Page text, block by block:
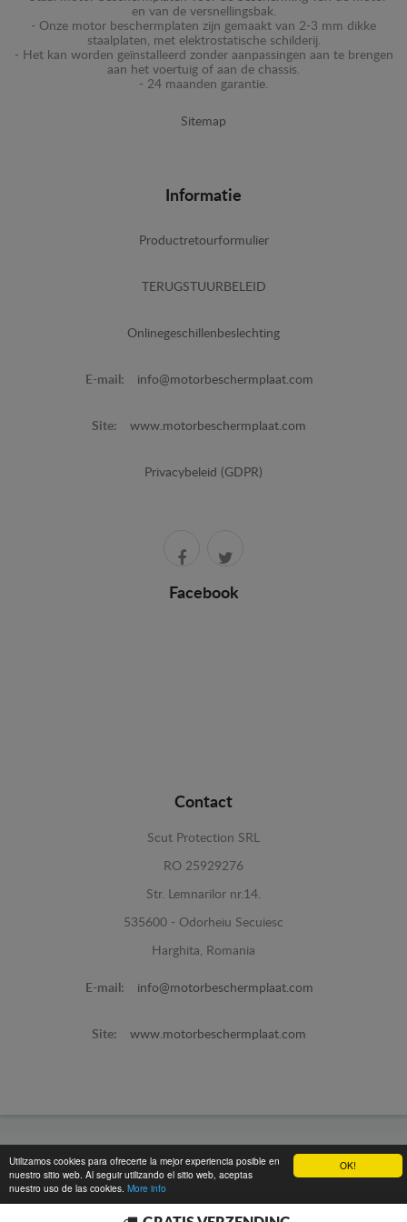
OK!
Utilizamos cookies para ofrecerte la mejor experiencia posible en
nuestro sitio web. Al seguir utilizando el sitio web, aceptas
nuestro uso de las cookies. More info
en van de versnellingsbak.
- Onze motor beschermplaten zijn gemaakt van 2-3 mm dikke
staalplaten, met elektrostatische schilderij.
- Het kan worden geïnstalleerd zonder aanpassingen aan te brengen
aan het voertuig of aan de chassis.
- 24 maanden garantie.
Sitemap
Informatie
Productretourformulier
TERUGSTUURBELEID
Onlinegeschillenbeslechting
E-mail: info@motorbeschermplaat.com
Site: www.motorbeschermplaat.com
Privacybeleid (GDPR)
Facebook
Contact
Scut Protection SRL
RO 25929276
Str. Lemnarilor nr.14.
535600 - Odorheiu Secuiesc
Harghita, Romania
E-mail: info@motorbeschermplaat.com
Site: www.motorbeschermplaat.com